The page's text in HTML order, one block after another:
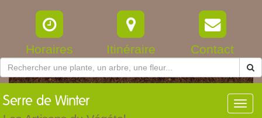
Horaires Itinéraire Contact
Serre de Winter